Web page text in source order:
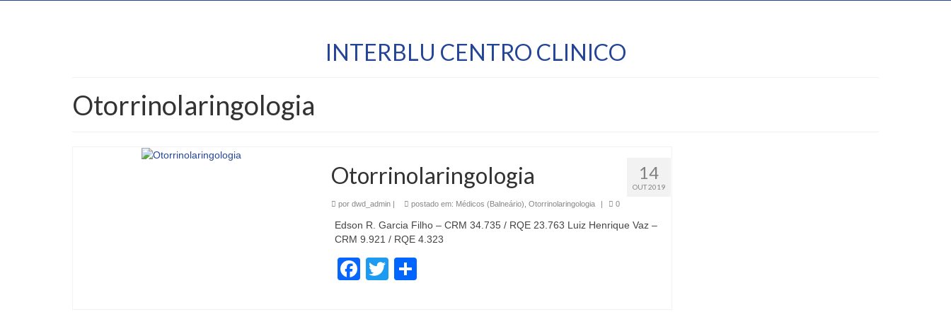
INTERBLU CENTRO CLINICO
Otorrinolaringologia
14
OUT 2019
Otorrinolaringologia
por dwd_admin| postado em: Médicos (Balneário) Otorrinolaringologia | 0
Edson R. Garcia Filho – CRM 34.735 / RQE 23.763 Luiz Henrique Vaz –
CRM 9.921 / RQE 4.323
Facebook
Twitter